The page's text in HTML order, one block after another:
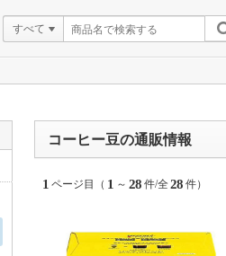
すべて
コーヒー豆の通販情報
1 ページ目（ 1 ～ 28 件/全28 件）